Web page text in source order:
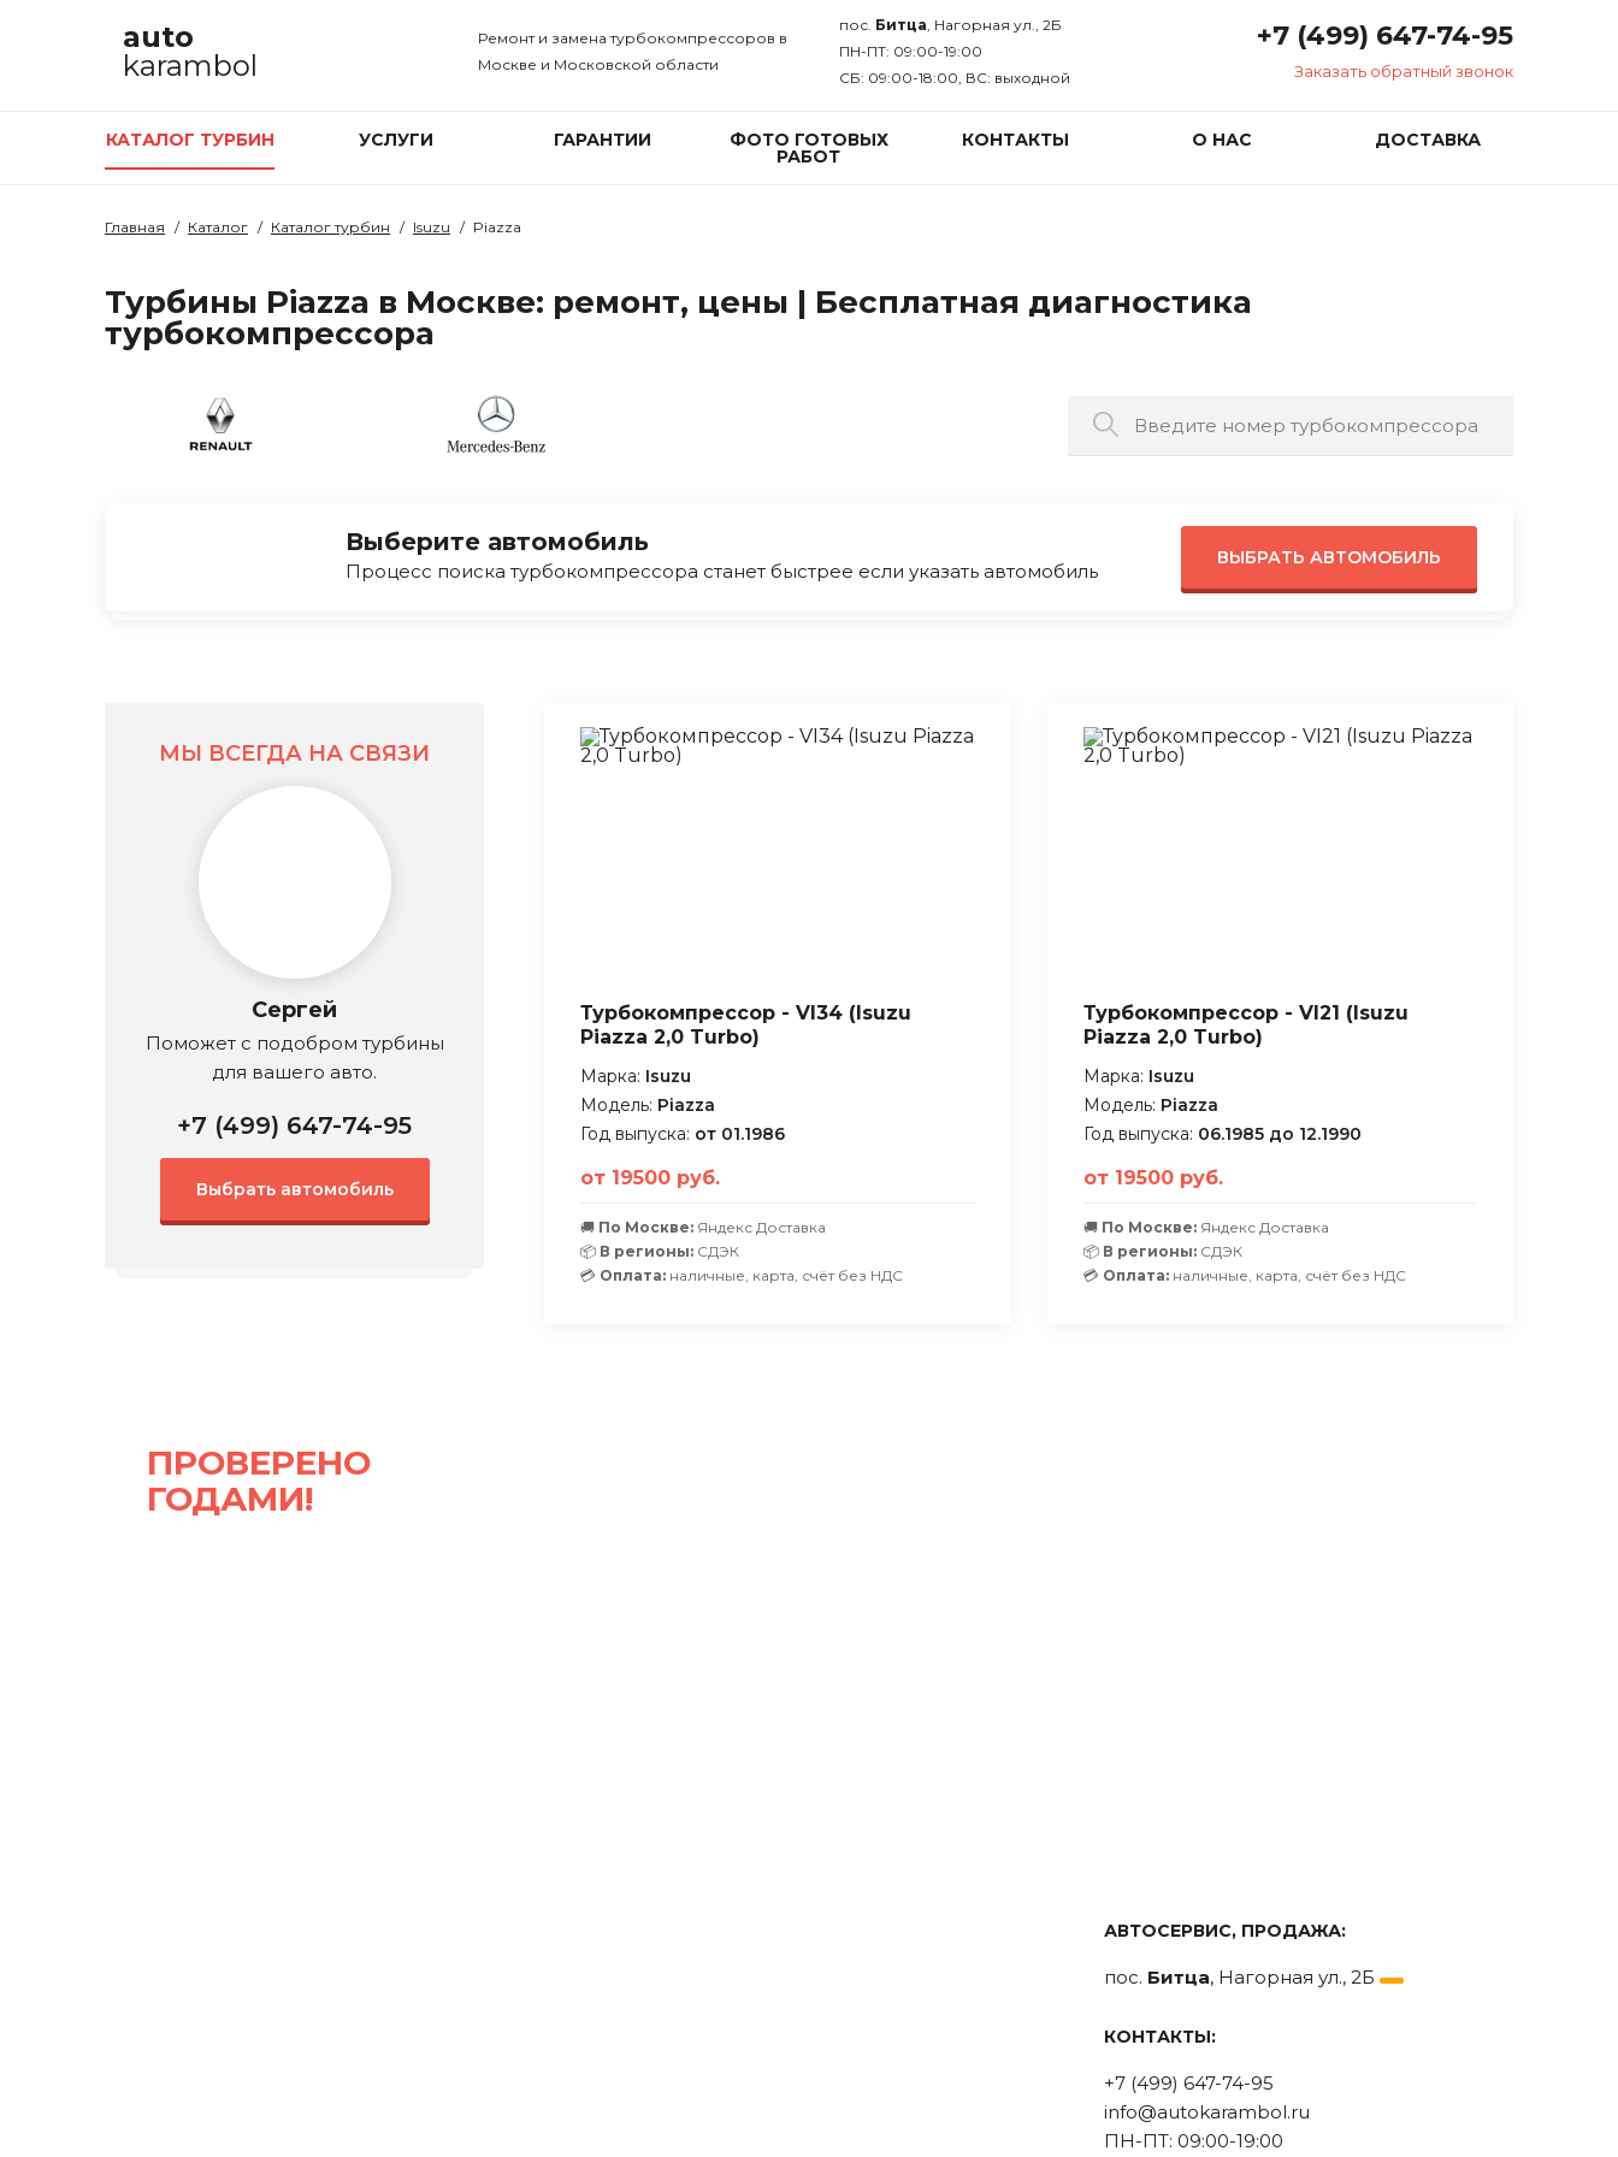
auto
karambol
Ремонт и замена турбокомпрессоров в
Москве и Московской области
пос. Битца, Нагорная ул., 2Б
ПН-ПТ: 09:00-19:00
СБ: 09:00-18:00, ВС: выходной
+7 (499) 647-74-95
Заказать обратный звонок
КАТАЛОГ ТУРБИН УСЛУГИ ГАРАНТИИ ФОТО ГОТОВЫХ
РАБОТ
КОНТАКТЫ О НАС ДОСТАВКА
Главная Каталог Каталог турбин Isuzu Piazza
Турбины Piazza в Москве: ремонт, цены | Бесплатная диагностика
турбокомпрессора
Выберите автомобиль
Процесс поиска турбокомпрессора станет быстрее если указать автомобиль
ВЫБРАТЬ АВТОМОБИЛЬ
МЫ ВСЕГДА НА СВЯЗИ
Сергей
Поможет с подобром турбины
для вашего авто.
+7 (499) 647-74-95
Выбрать автомобиль
ПРОВЕРЕНО
ГОДАМИ!
Турбокомпрессор - VI34 (Isuzu
Piazza 2,0 Turbo)
Марка: Isuzu
Модель: Piazza
Год выпуска: от 01.1986
от 19500 руб.
🚚 По Москве: Яндекс Доставка
📦 В регионы: СДЭК
💳 Оплата: наличные, карта, счёт без НДС
Турбокомпрессор - VI21 (Isuzu
Piazza 2,0 Turbo)
Марка: Isuzu
Модель: Piazza
Год выпуска: 06.1985 до 12.1990
от 19500 руб.
🚚 По Москве:Яндекс Доставка
📦 В регионы:СДЭК
💳 Оплата:наличные, карта, счёт без НДС
АВТОСЕРВИС, ПРОДАЖА:
пос. Битца, Нагорная ул., 2Б
КОНТАКТЫ:
+7 (499) 647-74-95
info@autokarambol.ru
ПН-ПТ: 09:00-19:00